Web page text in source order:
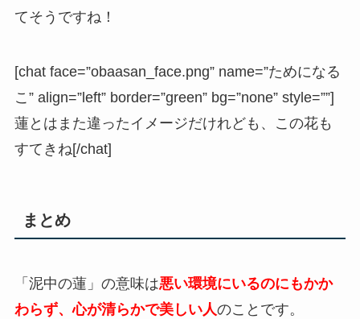
てそうですね！
[chat face=”obaasan_face.png” name=”ためになる
こ” align=”left” border=”green” bg=”none” style=””]
蓮とはまた違ったイメージだけれども、この花も
すてきね[/chat]
まとめ
「泥中の蓮」の意味は悪い環境にいるのにもかか
わらず、心が清らかで美しい人のことです。